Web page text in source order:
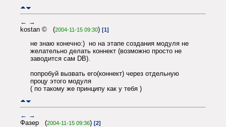
← →
kostan © (2004-11-15 09:30) [1]
не знаю конечно:) но на этапе создания модуля не
желательно делать коннект (возможно просто не
заводится сам DB).
попробуй вызвать его(коннект) через отдельную
процу этого модуля
( по такому же принципу как у тебя )
← →
Фазер (2004-11-15 09:36) [2]